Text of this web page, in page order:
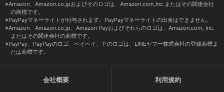
Amazon、Amazon.co.jpおよびそのロゴは、Amazon.com,Inc.またはその関連会社
の商標です。
PayPayマネーライトが付与されます。PayPayマネーライトの出金はできません。
Amazon、Amazon.co.jp、Amazon Payおよびそれらのロゴは、Amazon.com, Inc.
またはその関連会社の商標です。
PayPay、PayPayのロゴ、ペイペイ、Ｐのロゴは、LINEヤフー株式会社の登録商標ま
たは商標です。
会社概要 利用規約